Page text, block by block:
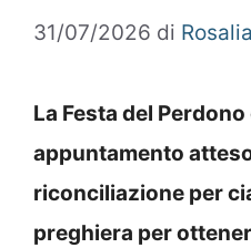
31/07/2026 di
La Festa del
appuntamento
riconciliazione per
preghiera per